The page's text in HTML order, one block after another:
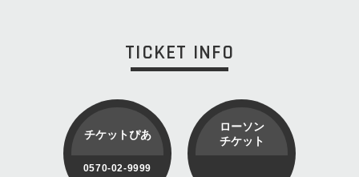
TICKET INFO
チケットぴあ
0570-02-9999
ローソン
チケット